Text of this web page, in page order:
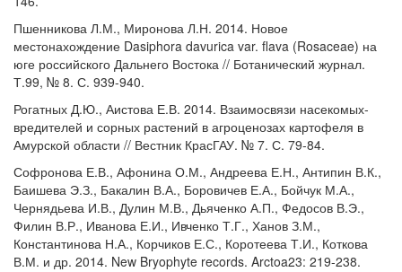
Пшенникова Л.М., Миронова Л.Н. 2014. Новое
местонахождение Dasiphora davurica var. flava (Rosaceae) на
юге российского Дальнего Востока // Ботанический журнал.
Т.99, № 8. С. 939-940.
Рогатных Д.Ю., Аистова Е.В. 2014. Взаимосвязи насекомых-
вредителей и сорных растений в агроценозах картофеля в
Амурской области // Вестник КрасГАУ. № 7. С. 79-84.
Софронова Е.В., Афонина О.М., Андреева Е.Н., Антипин В.К.,
Баишева Э.З., Бакалин В.А., Боровичев Е.А., Бойчук М.А.,
Чернядьева И.В., Дулин М.В., Дьяченко А.П., Федосов В.Э.,
Филин В.Р., Иванова Е.И., Ивченко Т.Г., Ханов З.М.,
Константинова Н.А., Корчиков Е.С., Коротеева Т.И., Коткова
В.М. и др. 2014. New Bryophyte records. Arctoa23: 219-238.